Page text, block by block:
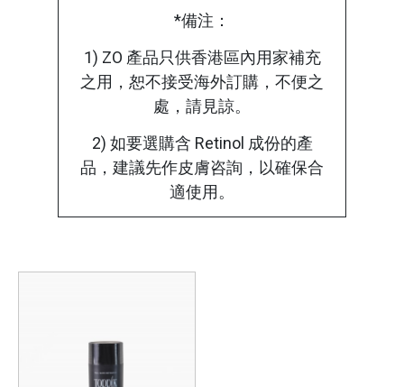
療程後選用合適的醫學護理產品，使肌膚在修
復過程中獲得更全面的保護
*備注：
1) ZO 產品只供香港區內用家補充
之用，恕不接受海外訂購，不便之
處，請見諒。
2) 如要選購含 Retinol 成份的產
品，建議先作皮膚咨詢，以確保合
適使用。